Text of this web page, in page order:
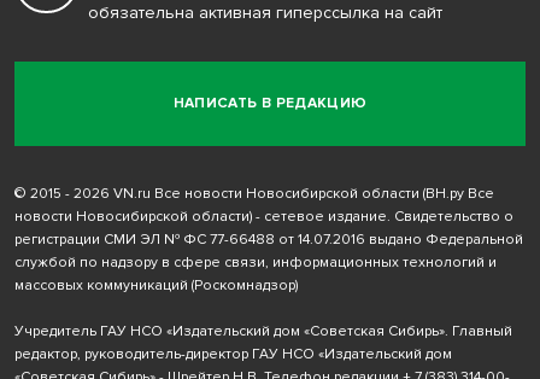
НАПИСАТЬ В РЕДАКЦИЮ
обязательна активная гиперссылка на сайт
© 2015 - 2026 VN.ru Все новости Новосибирской области (ВН.ру Все
новости Новосибирской области) - сетевое издание. Свидетельство о
регистрации СМИ ЭЛ № ФС 77-66488 от 14.07.2016 выдано Федеральной
службой по надзору в сфере связи, информационных технологий и
массовых коммуникаций (Роскомнадзор)
Учредитель ГАУ НСО «Издательский дом «Советская Сибирь». Главный
редактор, руководитель-директор ГАУ НСО «Издательский дом